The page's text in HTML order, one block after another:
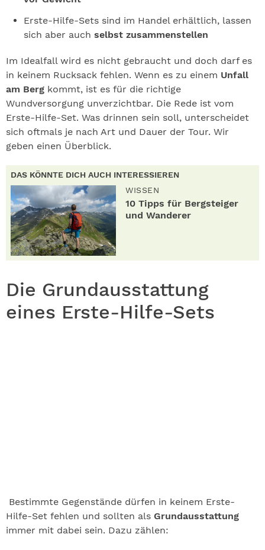
Erste-Hilfe-Sets sind im Handel erhältlich, lassen
sich aber auch selbst zusammenstellen
Im Idealfall wird es nicht gebraucht und doch darf es
in keinem Rucksack fehlen. Wenn es zu einem Unfall
am Berg kommt, ist es für die richtige
Wundversorgung unverzichtbar. Die Rede ist vom
Erste-Hilfe-Set. Was drinnen sein soll, unterscheidet
sich oftmals je nach Art und Dauer der Tour. Wir
geben einen Überblick.
DAS KÖNNTE DICH AUCH INTERESSIEREN
WISSEN
10 Tipps für Bergsteiger
und Wanderer
Die Grundausstattung
eines Erste-Hilfe-Sets
Bestimmte Gegenstände dürfen in keinem Erste-
Hilfe-Set fehlen und sollten als Grundausstattung
immer mit dabei sein. Dazu zählen: